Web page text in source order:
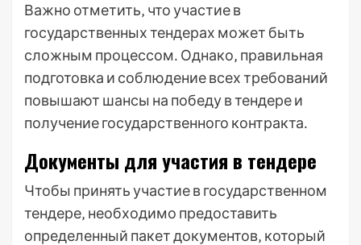
Важно отметить‚ что участие в
государственных тендерах может быть
сложным процессом․ Однако‚ правильная
подготовка и соблюдение всех требований
повышают шансы на победу в тендере и
получение государственного контракта․
Документы для участия в тендере
Чтобы принять участие в государственном
тендере‚ необходимо предоставить
определенный пакет документов‚ который